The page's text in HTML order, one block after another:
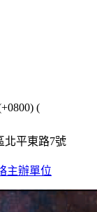
(
北平東路7號
主辦單位